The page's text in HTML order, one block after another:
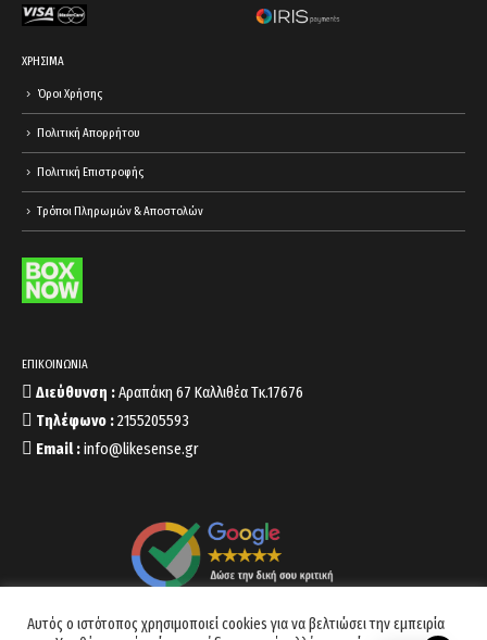
ΧΡΗΣΙΜΑ
Όροι Χρήσης
Πολιτική Απορρήτου
Πολιτική Επιστροφής
Τρόποι Πληρωμών & Αποστολών
ΕΠΙΚΟΙΝΩΝΙΑ
Διεύθυνση :Αραπάκη 67 Καλλιθέα Τκ.17676
Τηλέφωνο :2155205593
Email :info@likesense.gr
Αυτός ο ιστότοπος χρησιμοποιεί cookies για να βελτιώσει την εμπειρία